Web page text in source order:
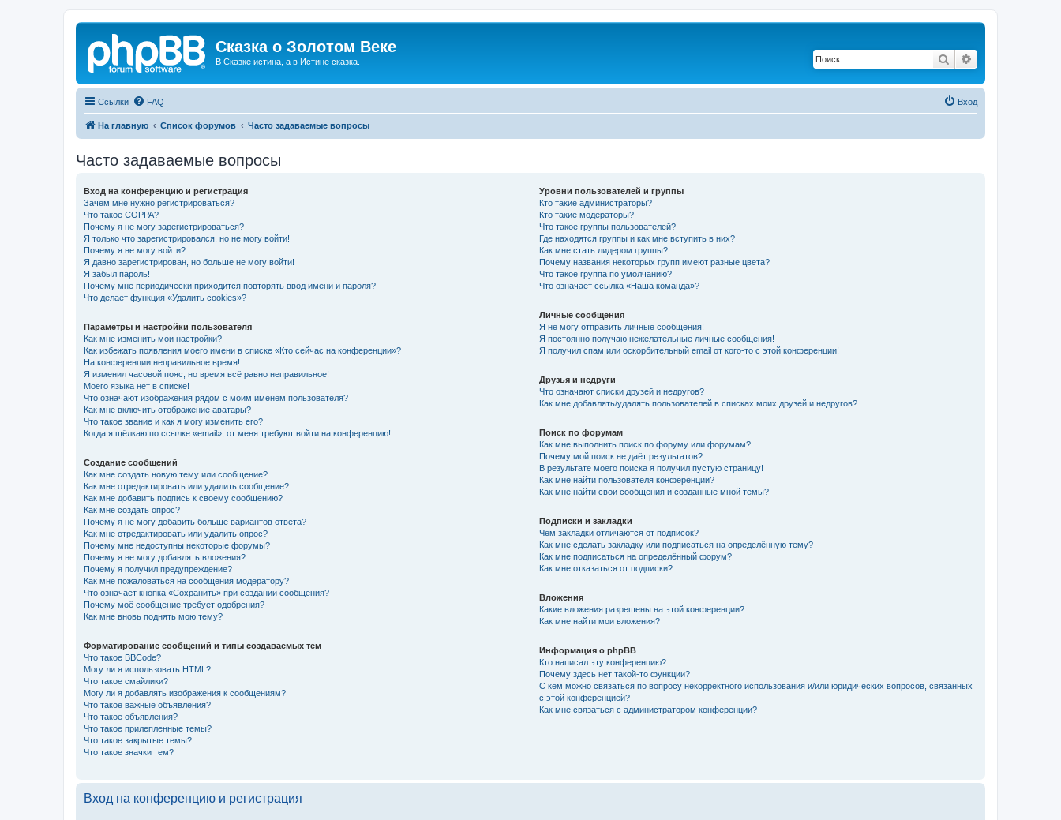
Сказка о Золотом Веке
В Сказке истина, а в Истине сказка. Поиск
Ссылки FAQ Вход
На главную Список форумов Часто задаваемые вопросы
Часто задаваемые вопросы
Вход на конференцию и регистрация
Зачем мне нужно регистрироваться?
Что такое COPPA?
Почему я не могу зарегистрироваться?
Я только что зарегистрировался, но не могу войти!
Почему я не могу войти?
Я давно зарегистрирован, но больше не могу войти!
Я забыл пароль!
Почему мне периодически приходится повторять ввод имени и пароля?
Что делает функция «Удалить cookies»?
Параметры и настройки пользователя
Как мне изменить мои настройки?
Как избежать появления моего имени в списке «Кто сейчас на конференции»?
На конференции неправильное время!
Я изменил часовой пояс, но время всё равно неправильное!
Моего языка нет в списке!
Что означают изображения рядом с моим именем пользователя?
Как мне включить отображение аватары?
Что такое звание и как я могу изменить его?
Когда я щёлкаю по ссылке «email», от меня требуют войти на конференцию!
Создание сообщений
Как мне создать новую тему или сообщение?
Как мне отредактировать или удалить сообщение?
Как мне добавить подпись к своему сообщению?
Как мне создать опрос?
Почему я не могу добавить больше вариантов ответа?
Как мне отредактировать или удалить опрос?
Почему мне недоступны некоторые форумы?
Почему я не могу добавлять вложения?
Почему я получил предупреждение?
Как мне пожаловаться на сообщения модератору?
Что означает кнопка «Сохранить» при создании сообщения?
Почему моё сообщение требует одобрения?
Как мне вновь поднять мою тему?
Форматирование сообщений и типы создаваемых тем
Что такое BBCode?
Могу ли я использовать HTML?
Что такое смайлики?
Могу ли я добавлять изображения к сообщениям?
Что такое важные объявления?
Что такое объявления?
Что такое прилепленные темы?
Что такое закрытые темы?
Что такое значки тем?
Уровни пользователей и группы
Кто такие администраторы?
Кто такие модераторы?
Что такое группы пользователей?
Где находятся группы и как мне вступить в них?
Как мне стать лидером группы?
Почему названия некоторых групп имеют разные цвета?
Что такое группа по умолчанию?
Что означает ссылка «Наша команда»?
Личные сообщения
Я не могу отправить личные сообщения!
Я постоянно получаю нежелательные личные сообщения!
Я получил спам или оскорбительный email от кого-то с этой конференции!
Друзья и недруги
Что означают списки друзей и недругов?
Как мне добавлять/удалять пользователей в списках моих друзей и недругов?
Поиск по форумам
Как мне выполнить поиск по форуму или форумам?
Почему мой поиск не даёт результатов?
В результате моего поиска я получил пустую страницу!
Как мне найти пользователя конференции?
Как мне найти свои сообщения и созданные мной темы?
Подписки и закладки
Чем закладки отличаются от подписок?
Как мне сделать закладку или подписаться на определённую тему?
Как мне подписаться на определённый форум?
Как мне отказаться от подписки?
Вложения
Какие вложения разрешены на этой конференции?
Как мне найти мои вложения?
Информация о phpBB
Кто написал эту конференцию?
Почему здесь нет такой-то функции?
С кем можно связаться по вопросу некорректного использования и/или юридических вопросов, связанных
с этой конференцией?
Как мне связаться с администратором конференции?
Вход на конференцию и регистрация